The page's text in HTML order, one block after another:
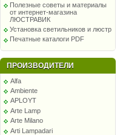
Полезные советы и материалы
от интернет-магазина
ЛЮСТРАВИК
Установка светильников и люстр
Печатные каталоги PDF
ПРОИЗВОДИТЕЛИ
Alfa
Ambiente
APLOYT
Arte Lamp
Arte Milano
Arti Lampadari